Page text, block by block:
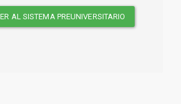
AL SISTEMA PREUNIVERSITARIO